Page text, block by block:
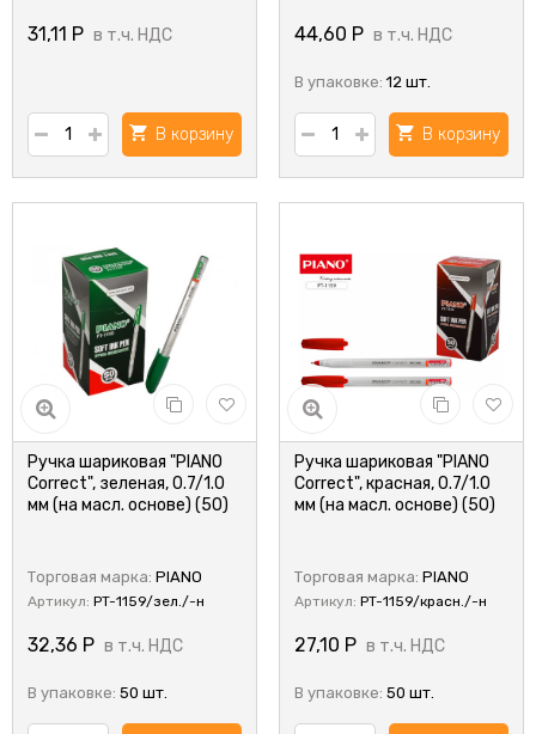
31,11 Р в т.ч. НДС
В корзину
44,60 Р в т.ч. НДС
В упаковке: 12 шт.
В корзину
Ручка шариковая "PIANO
Correct", зеленая, 0.7/1.0
мм (на масл. основе) (50)
Торговая марка: PIANO
Артикул: PT-1159/зел./-н
32,36 Р в т.ч. НДС
В упаковке: 50 шт.
Ручка шариковая "PIANO
Correct", красная, 0.7/1.0
мм (на масл. основе) (50)
Торговая марка: PIANO
Артикул: PT-1159/красн./-н
27,10 Р в т.ч. НДС
В упаковке: 50 шт.